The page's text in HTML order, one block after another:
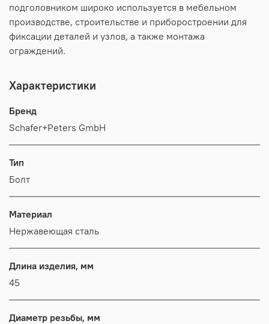
подголовником широко используется в мебельном
производстве, строительстве и приборостроении для
фиксации деталей и узлов, а также монтажа
ограждений.
Характеристики
Бренд
Schafer+Peters GmbH
Тип
Болт
Материал
Нержавеющая сталь
Длина изделия, мм
45
Диаметр резьбы, мм